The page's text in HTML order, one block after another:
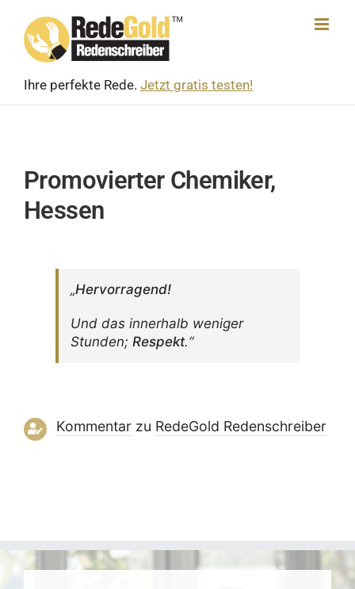
content
Ihre perfekte Rede. Jetzt gratis testen!
Promovierter Chemiker,
Hessen
„Hervor­ra­gend!
Und das inner­halb weniger
Stunden; Respekt.“
Kommentarzu RedeGold Reden­schreiber